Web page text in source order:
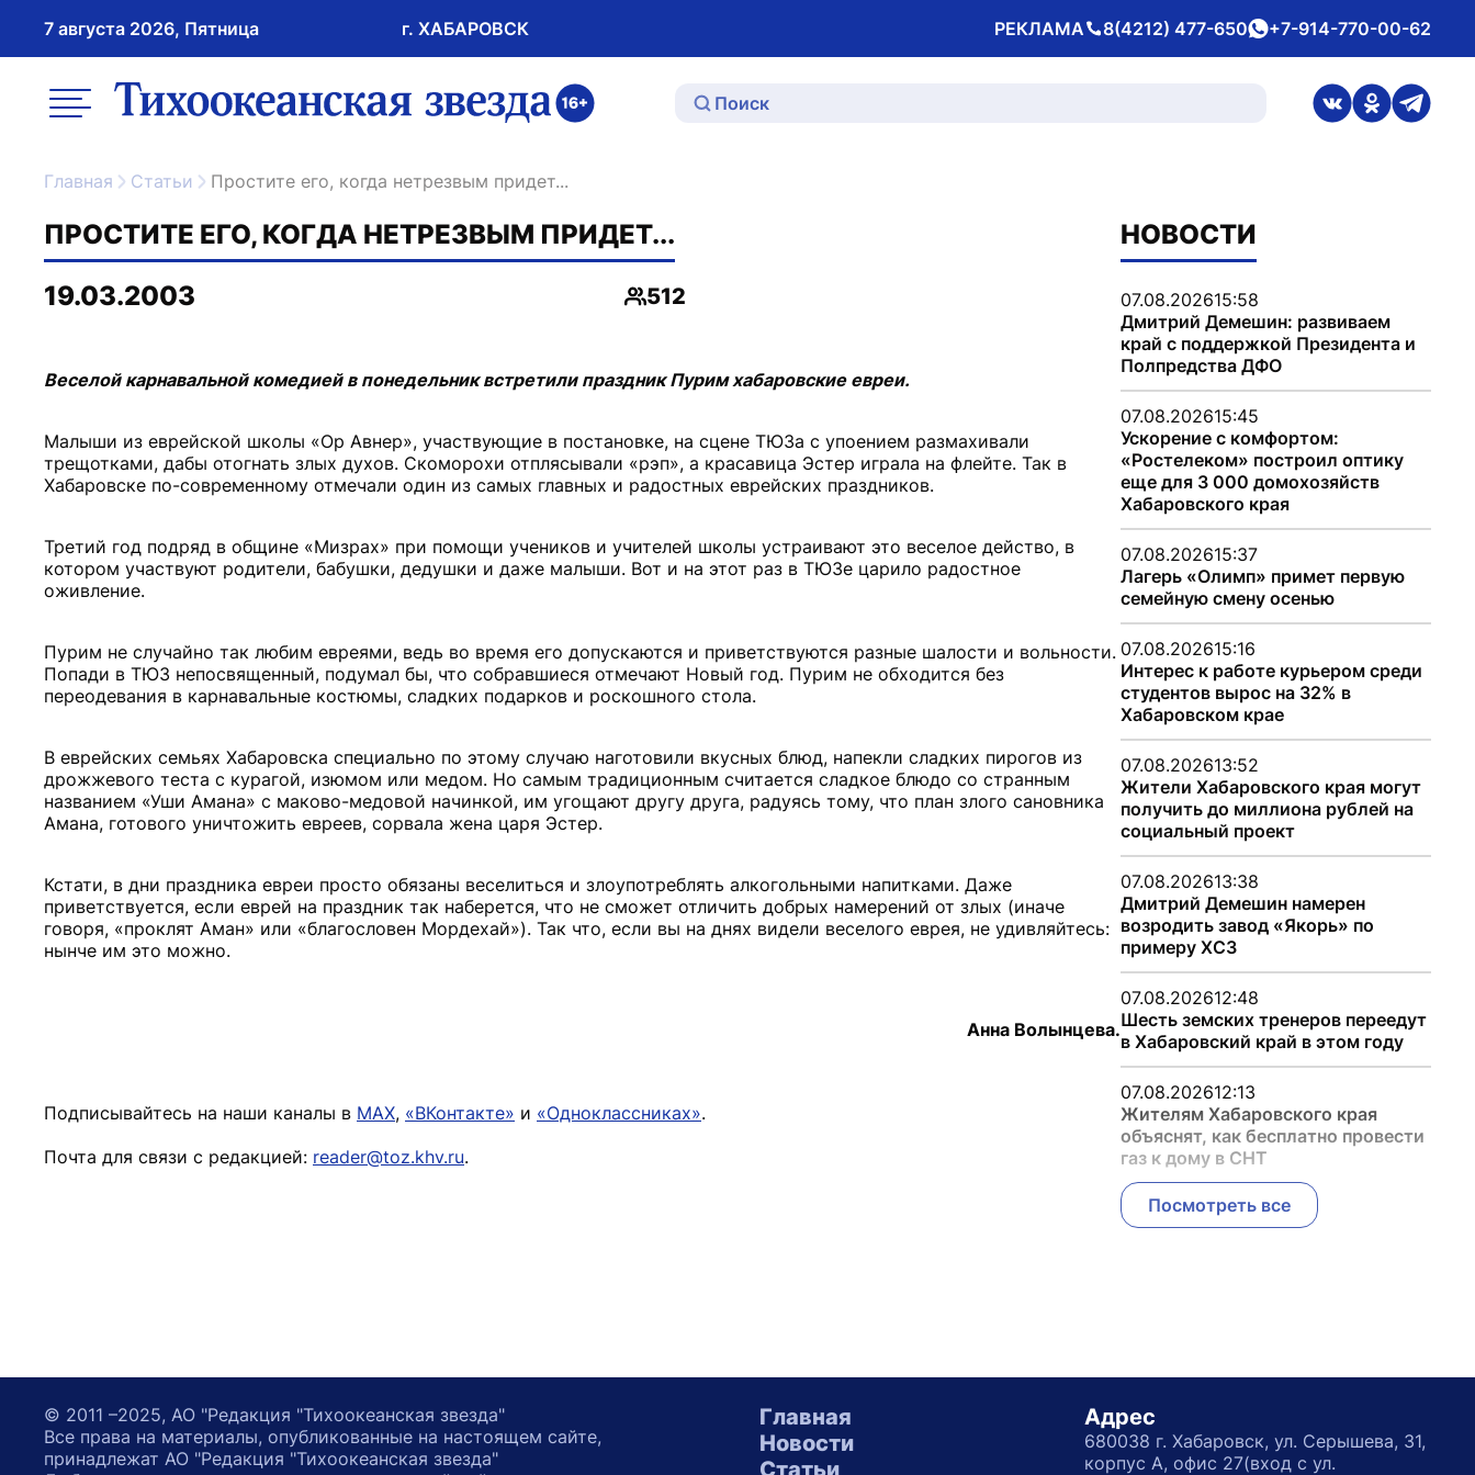
7 августа 2026, Пятница г. ХАБАРОВСК РЕКЛАМА
Телефон 8(4212) 477-650whatsApp
+7-914-770-00-62
меню ссылка на главную
ссылка на
ссылка на
Главная Статьи Простите его, когда нетрезвым придет...
ПРОСТИТЕ ЕГО, КОГДА НЕТРЕЗВЫМ ПРИДЕТ...
19.03.2003
Просмотры
512
Веселой карнавальной комедией в понедельник встретили праздник Пурим хабаровские евреи.
Малыши из еврейской школы «Ор Авнер», участвующие в постановке, на сцене ТЮЗа с упоением размахивали
трещотками, дабы отогнать злых духов. Скоморохи отплясывали «рэп», а красавица Эстер играла на флейте. Так в
Хабаровске по-современному отмечали один из самых главных и радостных еврейских праздников.
Третий год подряд в общине «Мизрах» при помощи учеников и учителей школы устраивают это веселое действо, в
котором участвуют родители, бабушки, дедушки и даже малыши. Вот и на этот раз в ТЮЗе царило радостное
оживление.
Пурим не случайно так любим евреями, ведь во время его допускаются и приветствуются разные шалости и вольности.
Попади в ТЮЗ непосвященный, подумал бы, что собравшиеся отмечают Новый год. Пурим не обходится без
переодевания в карнавальные костюмы, сладких подарков и роскошного стола.
В еврейских семьях Хабаровска специально по этому случаю наготовили вкусных блюд, напекли сладких пирогов из
дрожжевого теста с курагой, изюмом или медом. Но самым традиционным считается сладкое блюдо со странным
названием «Уши Амана» с маково-медовой начинкой, им угощают другу друга, радуясь тому, что план злого сановника
Амана, готового уничтожить евреев, сорвала жена царя Эстер.
Кстати, в дни праздника евреи просто обязаны веселиться и злоупотреблять алкогольными напитками. Даже
приветствуется, если еврей на праздник так наберется, что не сможет отличить добрых намерений от злых (иначе
говоря, «проклят Аман» или «благословен Мордехай»). Так что, если вы на днях видели веселого еврея, не удивляйтесь:
нынче им это можно.
Анна Волынцева.
Подписывайтесь на наши каналы в MAX, «ВКонтакте» и «Одноклассниках».
Почта для связи с редакцией: reader@toz.khv.ru.
НОВОСТИ
07.08.202615:58
Дмитрий Демешин: развиваем
край с поддержкой Президента и
Полпредства ДФО
07.08.202615:45
Ускорение с комфортом:
«Ростелеком» построил оптику
еще для 3 000 домохозяйств
Хабаровского края
07.08.202615:37
Лагерь «Олимп» примет первую
семейную смену осенью
07.08.202615:16
Интерес к работе курьером среди
студентов вырос на 32% в
Хабаровском крае
07.08.202613:52
Жители Хабаровского края могут
получить до миллиона рублей на
социальный проект
07.08.202613:38
Дмитрий Демешин намерен
возродить завод «Якорь» по
примеру ХСЗ
07.08.202612:48
Шесть земских тренеров переедут
в Хабаровский край в этом году
07.08.202612:13
Жителям Хабаровского края
объяснят, как бесплатно провести
газ к дому в СНТ
Посмотреть все
Главная
Новости
Статьи
Адрес
680038 г. Хабаровск, ул. Серышева, 31,
корпус А, офис 27(вход с ул.
© 2011 –2025, АО "Редакция "Тихоокеанская звезда"
Все права на материалы, опубликованные на настоящем сайте,
принадлежат АО "Редакция "Тихоокеанская звезда"